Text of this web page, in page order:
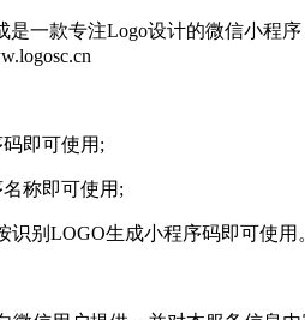
一款专注Logo设计的微信小程
即可使用;
称即可使用;
别LOGO生成小程序码即可使用